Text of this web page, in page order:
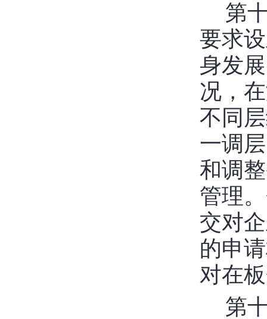
第
要求
身发
况，
不同
一调
和调
管理
交对
的申
对在
第